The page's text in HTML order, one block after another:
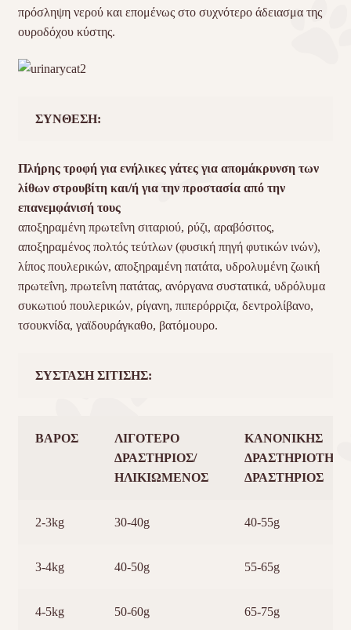
πρόσληψη νερού και επομένως στο συχνότερο άδειασμα της
ουροδόχου κύστης.
ΣΥΝΘΕΣΗ:
Πλήρης τροφή για ενήλικες γάτες για απομάκρυνση των
λίθων στρουβίτη και/ή για την προστασία από την
επανεμφάνισή τους
αποξηραμένη πρωτεΐνη σιταριού, ρύζι, αραβόσιτος,
αποξηραμένος πολτός τεύτλων (φυσική πηγή φυτικών ινών),
λίπος πουλερικών, αποξηραμένη πατάτα, υδρολυμένη ζωική
πρωτεΐνη, πρωτεΐνη πατάτας, ανόργανα συστατικά, υδρόλυμα
συκωτιού πουλερικών, ρίγανη, πιπερόρριζα, δεντρολίβανο,
τσουκνίδα, γαϊδουράγκαθο, βατόμουρο.
ΣΥΣΤΑΣΗ ΣΙΤΙΣΗΣ:
ΒΑΡΟΣ
ΛΙΓΟΤΕΡΟ
ΔΡΑΣΤΗΡΙΟΣ/
ΗΛΙΚΙΩΜΕΝΟΣ
ΚΑΝΟΝΙΚΗΣ
ΔΡΑΣΤΗΡΙΟΣ
2-3kg 30-40g 40-55g
3-4kg 40-50g 55-65g
4-5kg 50-60g 65-75g